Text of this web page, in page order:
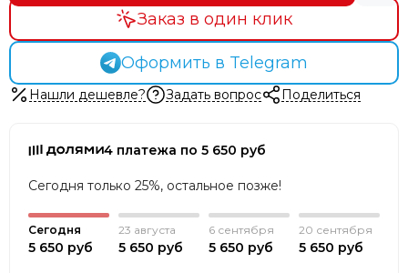
Заказ в один клик
Оформить в Telegram
Нашли дешевле? Задать вопрос Поделиться
4 платежа по 5 650 руб
Сегодня только 25%, остальное позже!
Сегодня
5 650 руб
23 августа
5 650 руб
6 сентября
5 650 руб
20 сентября
5 650 руб